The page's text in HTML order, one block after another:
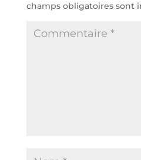
champs obligatoires sont